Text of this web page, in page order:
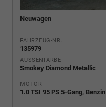
Neuwagen
FAHRZEUG-NR.
135979
AUSSENFARBE
Smokey Diamond Metallic
MOTOR
1.0 TSI 95 PS 5-Gang, Benzin